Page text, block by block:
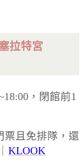
拉特宮
，閉館前1
票且免排隊，還
KLOOK